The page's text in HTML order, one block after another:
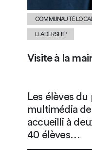
COMMUNAUTÉ
LEADERSHIP
Visite à la
Les élèves
multimédia
accueilli à
40 élèves…